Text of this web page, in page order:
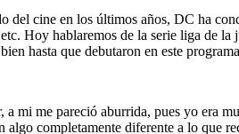
cine en los últimos años, DC ha
Hoy hablaremos de la serie liga de
hasta que debutaron en este
a mi me pareció aburrida, pues yo era
algo completamente diferente a lo que